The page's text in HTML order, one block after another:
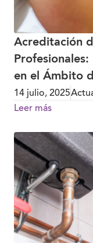
Acreditación
en el Ámbito
14 julio, 2025
Leer más